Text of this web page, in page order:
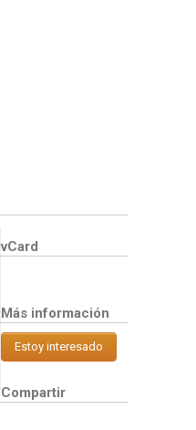
vCard
Más información
Estoy interesado
Compartir